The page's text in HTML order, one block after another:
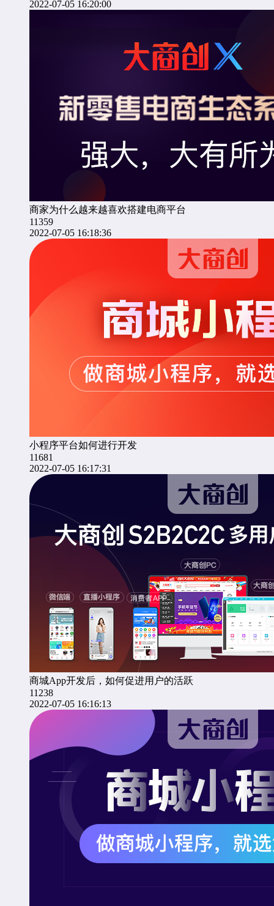
2022-07-05 16:20:00
商家为什么越来越喜欢搭建电商平台
11359
2022-07-05 16:18:36
小程序平台如何进行开发
11681
2022-07-05 16:17:31
商城App开发后，如何促进用户的活跃
11238
2022-07-05 16:16:13